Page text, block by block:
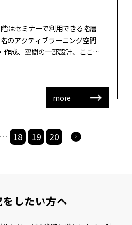
はセミナーで利用できる階層
のアクティブラーニング空間
作成、空間の一部設計、ここで
に関わらせて頂きました。
more
・・・ 18 19 20 >
したい方へ